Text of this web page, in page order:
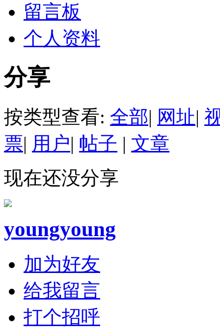
留言板
个人资料
分享
按类型查看: 全部| 网址|
票| 用户| 帖子 | 文章
现在还没分享
youngyoung
加为好友
给我留言
打个招呼